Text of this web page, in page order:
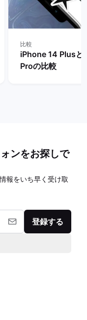
比較
iPhone 14 Plusと
Proの比較
ンをお探しで
報をいち早く受け取
登録する